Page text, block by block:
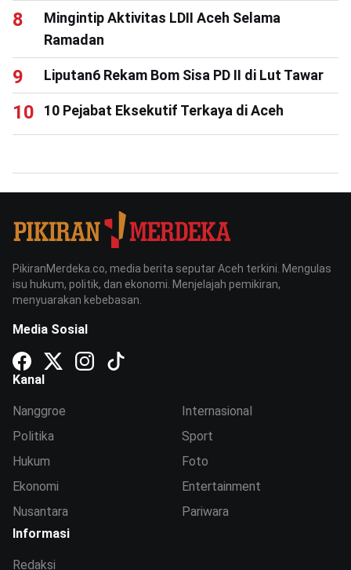
Mingintip Aktivitas LDII Aceh Selama
Ramadan
Liputan6 Rekam Bom Sisa PD II di Lut Tawar
10 Pejabat Eksekutif Terkaya di Aceh
PikiranMerdeka.co, media berita seputar Aceh terkini. Mengulas
isu hukum, politik, dan ekonomi. Menjelajah pemikiran,
menyuarakan kebebasan.
Media Sosial
Kanal
Nanggroe
Politika
Hukum
Ekonomi
Nusantara
Internasional
Sport
Foto
Entertainment
Pariwara
Informasi
Redaksi